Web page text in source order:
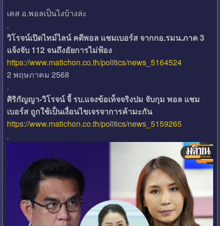
เคส อ.พอลเป็นไงบ้างล่ะ
.
วิโรจน์เปิดไทม์ไลน์ คดีพอล แชมเบอร์ส จากกอ.รมน.ภาค 3
แจ้งจับ 112 จนถึงอัยการไม่ฟ้อง
https://www.matichon.co.th/politics/news_5164524
2 พฤษภาคม 2568
.
ศิริกัญญา-วิโรจน์ จี้ รบ.แจงข้อเท็จจริงปม จับกุม พอล แชม
เบอร์ส ถูกใช้เป็นเงื่อนไขเจรจาการค้ามะกัน
https://www.matichon.co.th/politics/news_5159265
.